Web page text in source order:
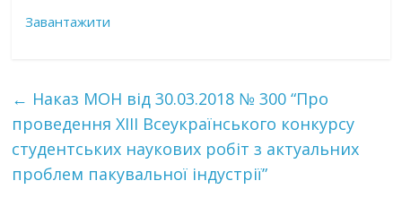
Завантажити
← Наказ МОН від 30.03.2018 № 300 “Про
проведення ХІІІ Всеукраїнського конкурсу
студентських наукових робіт з актуальних
проблем пакувальної індустрії”